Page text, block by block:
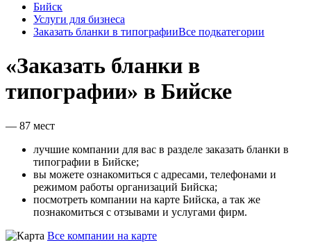
Бийск
Услуги для бизнеса
Заказать бланки в типографииВсе подкатегории
«Заказать бланки в
типографии» в Бийске
— 87 мест
лучшие компании для вас в разделе заказать бланки в
типографии в Бийске;
вы можете ознакомиться с адресами, телефонами и
режимом работы организаций Бийска;
посмотреть компании на карте Бийска, а так же
познакомиться с отзывами и услугами фирм.
Все компании на карте